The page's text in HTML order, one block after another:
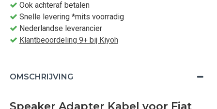
Ook achteraf betalen
Snelle levering *mits voorradig
Nederlandse leverancier
Klantbeoordeling 9+ bij Kiyoh
OMSCHRIJVING
Speaker Adapter Kabel voor Fiat